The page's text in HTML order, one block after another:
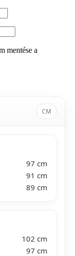
mentése a
CM
97 cm
91 cm
89 cm
102 cm
97 cm